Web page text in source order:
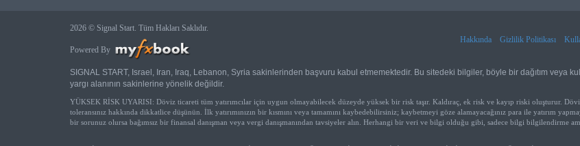
2026 © Signal Start. Tüm Hakları Saklıdır.
Hakkında
Gizlilik Politikası
Powered By
SIGNAL START, Israel, Iran, Iraq, Lebanon, Syria sakinlerinden başvuru kabul etmemektedir. Bu sitedeki bilgiler, böyle bir dağıtım veya
yargı alanının sakinlerine yönelik değildir.
YÜKSEK RİSK UYARISI: Döviz ticareti tüm yatırımcılar için uygun olmayabilecek düzeyde yüksek bir risk taşır. Kaldıraç, ek risk ve kayıp riski oluşturur.
toleransınız hakkında dikkatlice düşünün. İlk yatırımınızın bir kısmını veya tamamını kaybedebilirsiniz; kaybetmeyi göze alamayacağınız para ile yatırım
bir sorunuz olursa bağımsız bir finansal danışman veya vergi danışmanından tavsiyeler alın. Herhangi bir veri ve bilgi olduğu gibi, sadece bilgi bilgilendirme